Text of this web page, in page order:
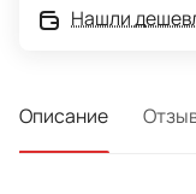
Нашли
Описание